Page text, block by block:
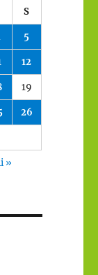
S
5
12
19
26
»